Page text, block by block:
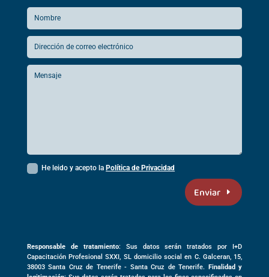
He leido y acepto laPolítica de Privacidad
Enviar
Responsable de tratamiento: Sus datos serán tratados por I+D
Capacitación Profesional SXXI, SL domicilio social en C. Galceran, 15,
38003Santa Cruz de Tenerife - Santa Cruz de Tenerife. Finalidad y